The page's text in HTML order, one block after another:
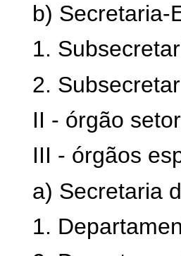
b) Secretaria-
1.
2.
II - órgão
III - órgãos
a) Secretaria
1.